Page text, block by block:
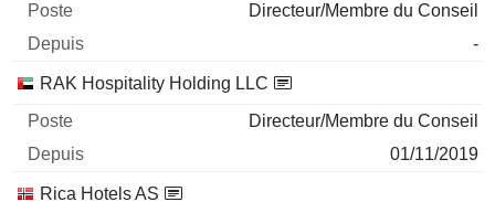
Directeur/Membre du Conseil
-
RAK Hospitality Holding LLC
Directeur/Membre du Conseil
01/11/2019
Rica Hotels AS